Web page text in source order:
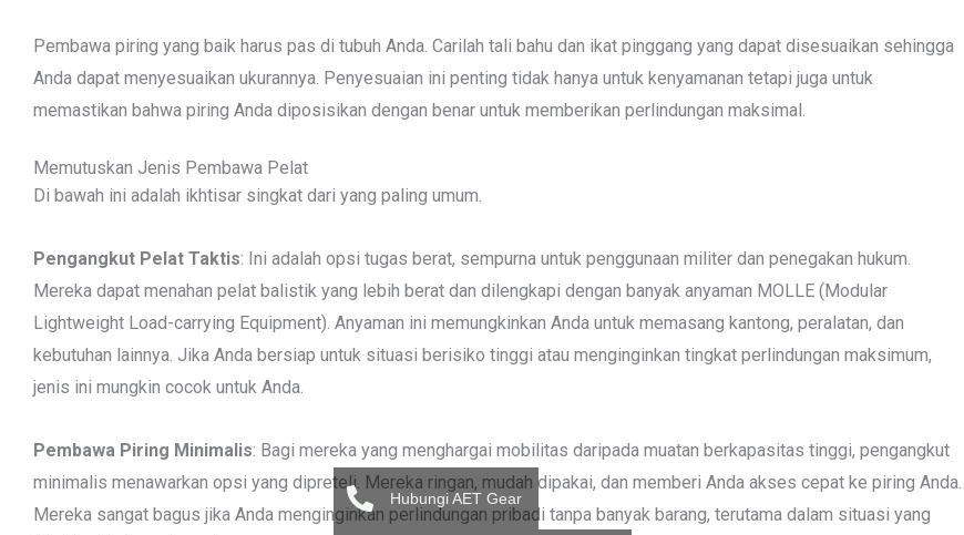
Pembawa piring yang baik harus pas di tubuh Anda. Carilah tali bahu dan ikat pinggang yang dapat disesuaikan sehingga
Anda dapat menyesuaikan ukurannya. Penyesuaian ini penting tidak hanya untuk kenyamanan tetapi juga untuk
memastikan bahwa piring Anda diposisikan dengan benar untuk memberikan perlindungan maksimal.
Memutuskan Jenis Pembawa Pelat
Di bawah ini adalah ikhtisar singkat dari yang paling umum.
Pengangkut Pelat Taktis: Ini adalah opsi tugas berat, sempurna untuk penggunaan militer dan penegakan hukum.
Mereka dapat menahan pelat balistik yang lebih berat dan dilengkapi dengan banyak anyaman MOLLE (Modular
Lightweight Load-carrying Equipment). Anyaman ini memungkinkan Anda untuk memasang kantong, peralatan, dan
kebutuhan lainnya. Jika Anda bersiap untuk situasi berisiko tinggi atau menginginkan tingkat perlindungan maksimum,
jenis ini mungkin cocok untuk Anda.
Pembawa Piring Minimalis: Bagi mereka yang menghargai mobilitas daripada muatan berkapasitas tinggi, pengangkut
minimalis menawarkan opsi yang dipreteli. Mereka ringan, mudah dipakai, dan memberi Anda akses cepat ke piring Anda.
Mereka sangat bagus jika Anda menginginkan perlindungan pribadi tanpa banyak barang, terutama dalam situasi yang
Hubungi AET Gear